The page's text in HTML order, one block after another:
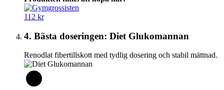
112 kr
4. Bästa doseringen: Diet Glukomannan
Renodlat fibertillskott med tydlig dosering och stabil mättnad.